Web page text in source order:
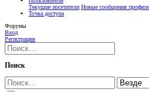
Текущие посетители Новые сообщения
Точка доступа
Форумы
Вход
Регистрация
Поиск